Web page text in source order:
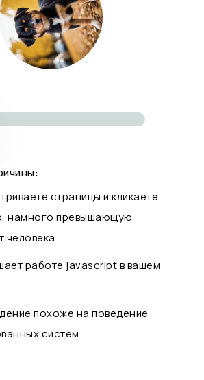
страницы и кликаете
намного превышающую
работе javascript в вашем
похоже на поведение
систем